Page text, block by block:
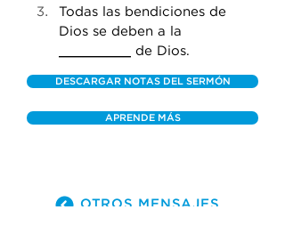
Todas las bendiciones de
Dios se deben a la
de Dios.
DESCARGAR NOTAS DEL SERMÓN
APRENDE MÁS
OTROS MENSAJES